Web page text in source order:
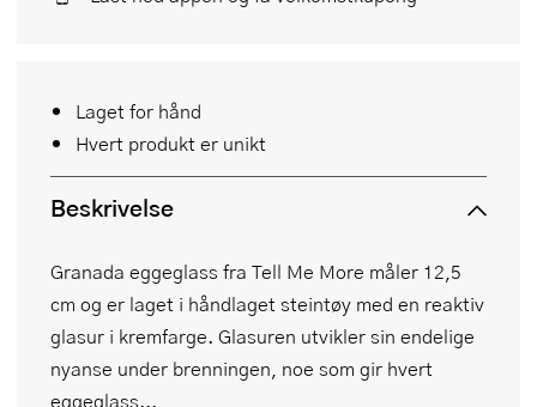
Laget for hånd
Hvert produkt er unikt
Beskrivelse
Granada eggeglass fra Tell Me More måler 12,5
cm og er laget i håndlaget steintøy med en reaktiv
glasur i kremfarge. Glasuren utvikler sin endelige
nyanse under brenningen, noe som gir hvert
eggeglass...